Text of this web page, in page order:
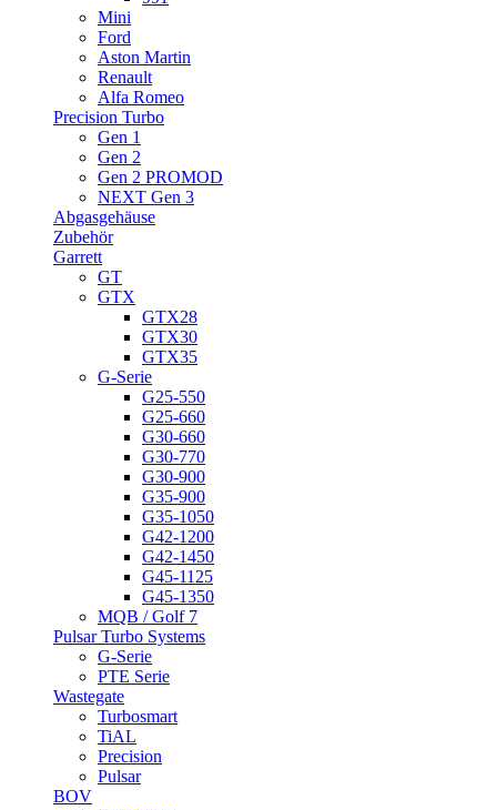
Mini
Ford
Aston Martin
Renault
Alfa Romeo
Precision Turbo
Gen 1
Gen 2
Gen 2 PROMOD
NEXT Gen 3
Abgasgehäuse
Zubehör
Garrett
GT
GTX
GTX28
GTX30
GTX35
G-Serie
G25-550
G25-660
G30-660
G30-770
G30-900
G35-900
G35-1050
G42-1200
G42-1450
G45-1125
G45-1350
MQB / Golf 7
Pulsar Turbo Systems
G-Serie
PTE Serie
Wastegate
Turbosmart
TiAL
Precision
Pulsar
BOV